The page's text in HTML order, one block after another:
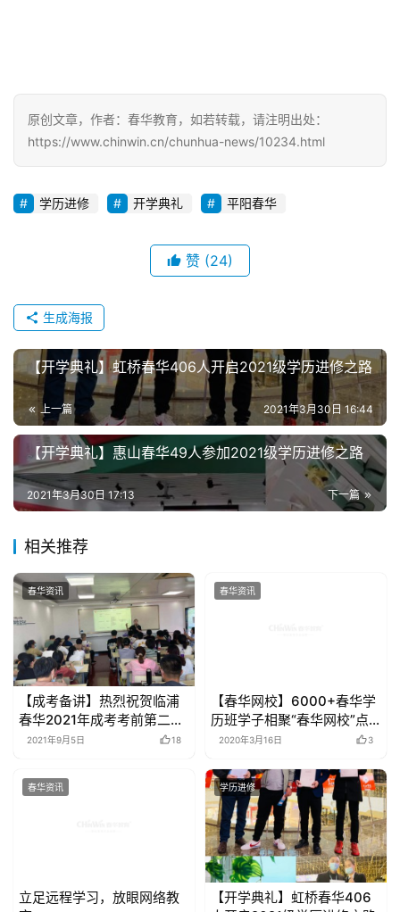
原创文章，作者：春华教育，如若转载，请注明出处：
开学典礼 平阳春华
生成海报
【开学典礼】虹桥春华406人开启2021级学历进修之路
上一篇 2021年3月30日 16:44
【开学典礼】惠山春华49人参加2021级学历进修之路
2021年3月30日 17:13
相关推荐
春华资讯
【成考备讲】热烈祝贺临浦
串讲大会圆满结束
2021年9月5日
【春华网校】6000+春华学
历班学子相聚“春华网校”点
亮新学期
2020年3月16日 3
学历进修